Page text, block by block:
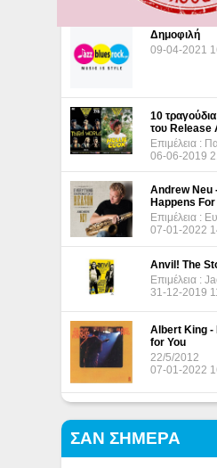
Δημοφιλή
09-04-2021
10
του Release
Επιμέλεια :
06-06-2019
Andrew Neu
Happens
Επιμέλεια :
07-01-2022
Anvil! The
Επιμέλεια :
31-12-2019
Albert King -
for You
22/5/2012
07-01-2022
ΣΑΝ ΣΗΜΕΡΑ